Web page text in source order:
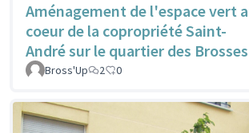
Aménagement de l'espace vert
coeur de la copropriété Saint-
André sur le quartier des Brosses
Bross'Up 2 0